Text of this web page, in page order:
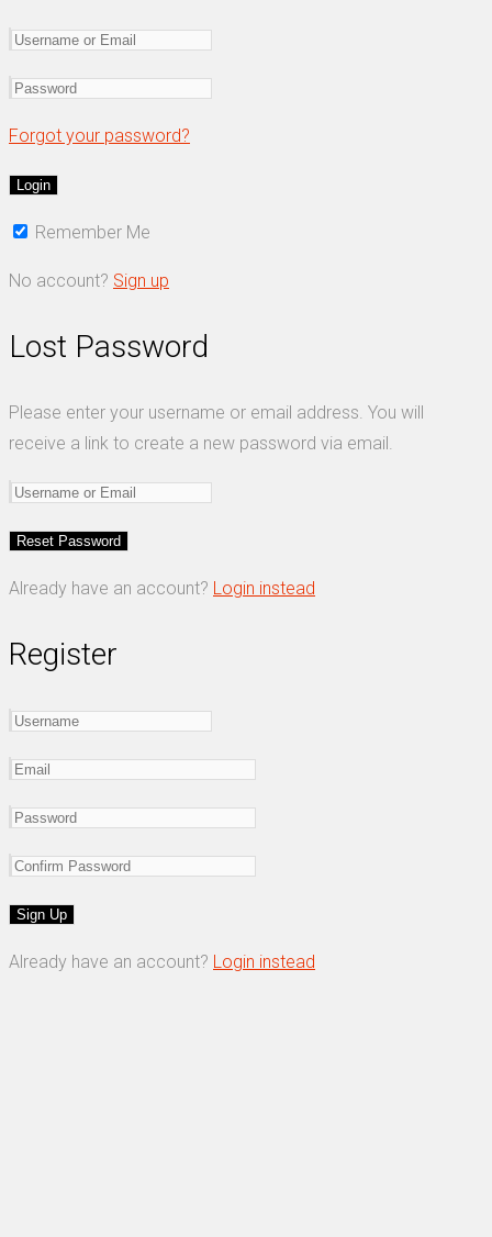
Forgot your password?
Remember Me
No account? Sign up
Lost Password
Please enter your username or email address. You will
receive a link to create a new password via email.
Already have an account? Login instead
Register
Already have an account? Login instead